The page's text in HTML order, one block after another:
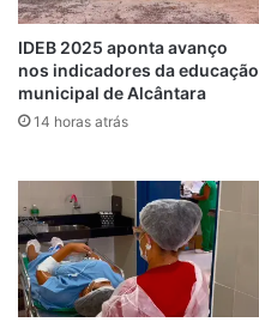
IDEB 2025 aponta avanço
nos indicadores da educação
municipal de Alcântara
14 horas atrás